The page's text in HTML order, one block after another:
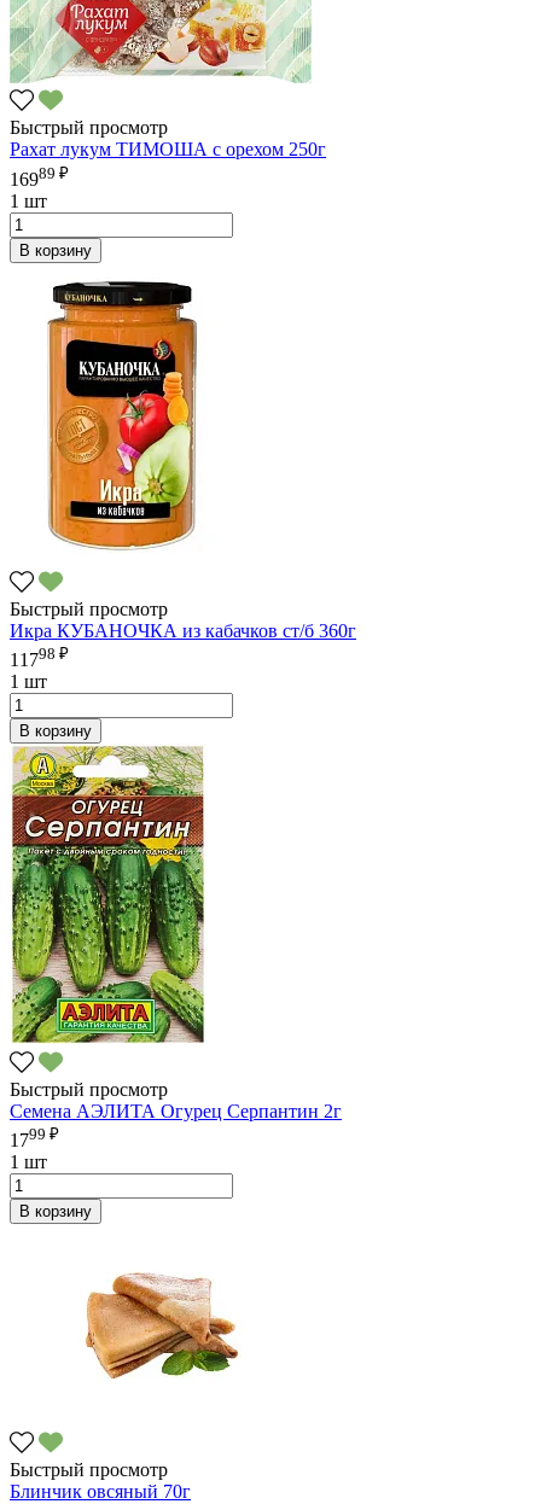
Быстрый просмотр
Рахат лукум ТИМОША с орехом 250г
16989 ₽
1 шт
В корзину
Быстрый просмотр
Икра КУБАНОЧКА из кабачков ст/б 360г
11798 ₽
1 шт
В корзину
Быстрый просмотр
Семена АЭЛИТА Огурец Серпантин 2г
1799 ₽
1 шт
В корзину
Быстрый просмотр
Блинчик овсяный 70г